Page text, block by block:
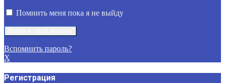
Помнить меня пока я не выйду
Вспомнить пароль?
X
Регистрация